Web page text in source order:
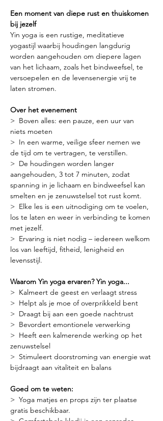
Een moment van diepe rust en thuiskomen
bij jezelf
Yin yoga is een rustige, meditatieve
yogastijl waarbij houdingen langdurig
worden aangehouden om diepere lagen
van het lichaam, zoals het bindweefsel, te
versoepelen en de levensenergie vrij te
laten stromen.
Over het evenement
>  Boven alles: een pauze, een uur van
niets moeten
>  In een warme, veilige sfeer nemen we
de tijd om te vertragen, te verstillen.
>  De houdingen worden langer
aangehouden, 3 tot 7 minuten, zodat
spanning in je lichaam en bindweefsel kan
smelten en je zenuwstelsel tot rust komt.
>  Elke les is een uitnodiging om te voelen,
los te laten en weer in verbinding te komen
met jezelf.
>  Ervaring is niet nodig – iedereen welkom
los van leeftijd, fitheid, lenigheid en
levensstijl.
Waarom Yin yoga ervaren? Yin yoga...
>  Kalmeert de geest en verlaagt stress
>  Helpt als je moe of overprikkeld bent
>  Draagt bij aan een goede nachtrust
>  Bevordert emontionele verwerking
>  Heeft een kalmerende werking op het
zenuwstelsel
>  Stimuleert doorstroming van energie wat
bijdraagt aan vitaliteit en balans
Goed om te weten:
>  Yoga matjes en props zijn ter plaatse
gratis beschikbaar.